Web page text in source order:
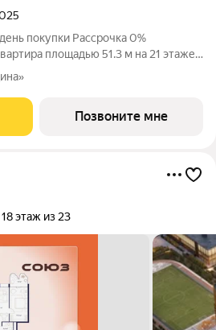
покупки Рассрочка 0%
площадью 51.3 м на 21 этаже
Квартал здоровой жизни
количеством олимпийских
для хоккея и
Позвоните мне
18 этаж из 23